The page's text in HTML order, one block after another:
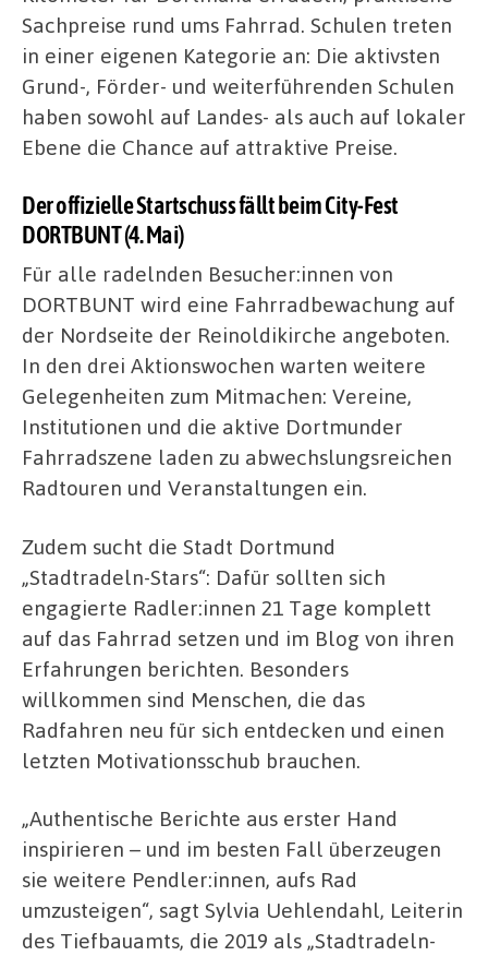
Sachpreise rund ums Fahrrad. Schulen treten
in einer eigenen Kategorie an: Die aktivsten
Grund-, Förder- und weiterführenden Schulen
haben sowohl auf Landes- als auch auf lokaler
Ebene die Chance auf attraktive Preise.
Der offizielle Startschuss fällt beim City-Fest
DORTBUNT (4. Mai)
Für alle radelnden Besucher:innen von
DORTBUNT wird eine Fahrradbewachung auf
der Nordseite der Reinoldikirche angeboten.
In den drei Aktionswochen warten weitere
Gelegenheiten zum Mitmachen: Vereine,
Institutionen und die aktive Dortmunder
Fahrradszene laden zu abwechslungsreichen
Radtouren und Veranstaltungen ein.
Zudem sucht die Stadt Dortmund
„Stadtradeln-Stars“: Dafür sollten sich
engagierte Radler:innen 21 Tage komplett
auf das Fahrrad setzen und im Blog von ihren
Erfahrungen berichten. Besonders
willkommen sind Menschen, die das
Radfahren neu für sich entdecken und einen
letzten Motivationsschub brauchen.
„Authentische Berichte aus erster Hand
inspirieren – und im besten Fall überzeugen
sie weitere Pendler:innen, aufs Rad
umzusteigen“, sagt Sylvia Uehlendahl, Leiterin
des Tiefbauamts, die 2019 als „Stadtradeln-